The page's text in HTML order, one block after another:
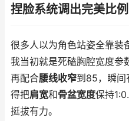
捏脸系统调出完美比例
很多人以为角色站姿全靠装
我当初就是死磕胸腔宽度参
再配合腰线收窄到85，瞬间
得把肩宽和骨盆宽度保持
挺拔有力。